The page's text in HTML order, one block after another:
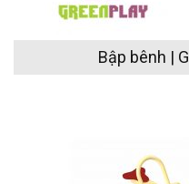
Bập bênh |